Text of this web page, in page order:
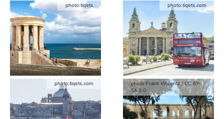
photo:tiqets photo:tiqets.com
photo:tiqets.com photo:Frank Vincentz /CC BY-
SA 3.0